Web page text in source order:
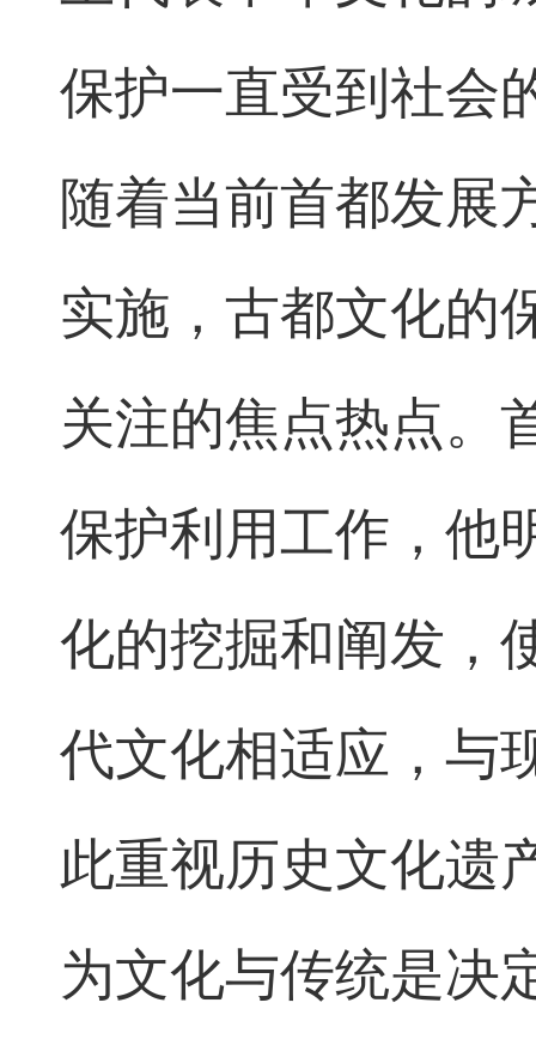
保护一直受到社会
随着当前首都发展
实施，古都文化的
关注的焦点热点。
保护利用工作，他
化的挖掘和阐发，
代文化相适应，与
此重视历史文化遗
为文化与传统是决